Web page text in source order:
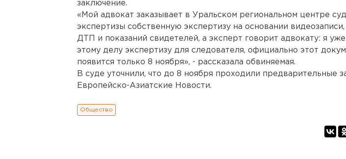
заключение.
«Мой адвокат заказывает в Уральском региональном центре
экспертизы собственную экспертизу на основании
ДТП и показаний свидетелей, а эксперт говорит адвокату: я
этому делу экспертизу для следователя, официально этот
появится только 8 ноября», - рассказала обвиняемая.
В суде уточнили, что до 8 ноября проходили предварительные
Европейско-Азиатские Новости.
Общество